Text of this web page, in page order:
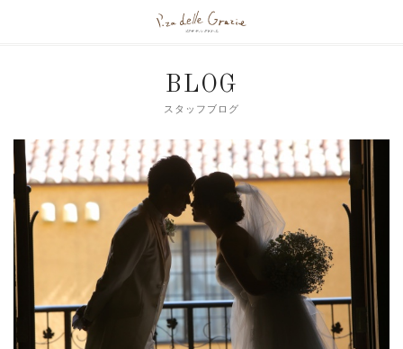
BLOG
スタッフブログ